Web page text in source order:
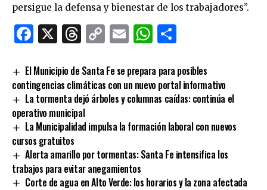
persigue la defensa y bienestar de los trabajadores”.
Facebook
X Threads
CopyEmailWhatsApp
El Municipio de Santa Fe se prepara para posibles
contingencias climáticas con un nuevo portal informativo
La tormenta dejó árboles y columnas caídas: continúa el
operativo municipal
La Municipalidad impulsa la formación laboral con nuevos
cursos gratuitos
Alerta amarillo por tormentas: Santa Fe intensifica los
trabajos para evitar anegamientos
Corte de agua en Alto Verde: los horarios y la zona afectada